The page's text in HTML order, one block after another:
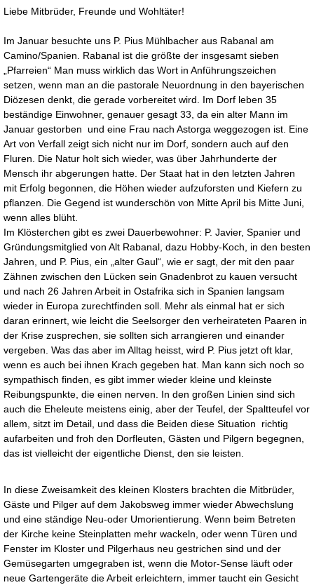
Liebe Mitbrüder, Freunde und Wohltäter!
Im Januar besuchte uns P. Pius Mühlbacher aus Rabanal am
Camino/Spanien. Rabanal ist die größte der insgesamt sieben
„Pfarreien“ Man muss wirklich das Wort in Anführungszeichen
setzen, wenn man an die pastorale Neuordnung in den bayerischen
Diözesen denkt, die gerade vorbereitet wird. Im Dorf leben 35
beständige Einwohner, genauer gesagt 33, da ein alter Mann im
Januar gestorben und eine Frau nach Astorga weggezogen ist. Eine
Art von Verfall zeigt sich nicht nur im Dorf, sondern auch auf den
Fluren. Die Natur holt sich wieder, was über Jahrhunderte der
Mensch ihr abgerungen hatte. Der Staat hat in den letzten Jahren
mit Erfolg begonnen, die Höhen wieder aufzuforsten und Kiefern zu
pflanzen. Die Gegend ist wunderschön von Mitte April bis Mitte Juni,
wenn alles blüht.
Im Klösterchen gibt es zwei Dauerbewohner: P. Javier, Spanier und
Gründungsmitglied von Alt Rabanal, dazu Hobby-Koch, in den besten
Jahren, und P. Pius, ein „alter Gaul“, wie er sagt, der mit den paar
Zähnen zwischen den Lücken sein Gnadenbrot zu kauen versucht
und nach 26 Jahren Arbeit in Ostafrika sich in Spanien langsam
wieder in Europa zurechtfinden soll. Mehr als einmal hat er sich
daran erinnert, wie leicht die Seelsorger den verheirateten Paaren in
der Krise zusprechen, sie sollten sich arrangieren und einander
vergeben. Was das aber im Alltag heisst, wird P. Pius jetzt oft klar,
wenn es auch bei ihnen Krach gegeben hat. Man kann sich noch so
sympathisch finden, es gibt immer wieder kleine und kleinste
Reibungspunkte, die einen nerven. In den großen Linien sind sich
auch die Eheleute meistens einig, aber der Teufel, der Spaltteufel vor
allem, sitzt im Detail, und dass die Beiden diese Situation richtig
aufarbeiten und froh den Dorfleuten, Gästen und Pilgern begegnen,
das ist vielleicht der eigentliche Dienst, den sie leisten.
In diese Zweisamkeit des kleinen Klosters brachten die Mitbrüder,
Gäste und Pilger auf dem Jakobsweg immer wieder Abwechslung
und eine ständige Neu-oder Umorientierung. Wenn beim Betreten
der Kirche keine Steinplatten mehr wackeln, oder wenn Türen und
Fenster im Kloster und Pilgerhaus neu gestrichen sind und der
Gemüsegarten umgegraben ist, wenn die Motor-Sense läuft oder
neue Gartengeräte die Arbeit erleichtern, immer taucht ein Gesicht